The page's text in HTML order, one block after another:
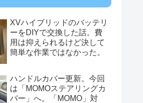
XVハイブリッドのバッテリ
ーをDIYで交換した話。費
用は抑えられるけど決して
簡単な作業ではなかった。
ハンドルカバー更新。今回
は「MOMOステアリングカ
バー」へ。「MOMO」対